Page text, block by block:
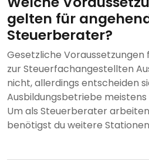
gelten für
Steuerberater?
Gesetzliche Voraussetzungen
zur Steuerfachangestellten
nicht, allerdings entscheiden
Ausbildungsbetriebe
Um als Steuerberater
benötigst du weitere